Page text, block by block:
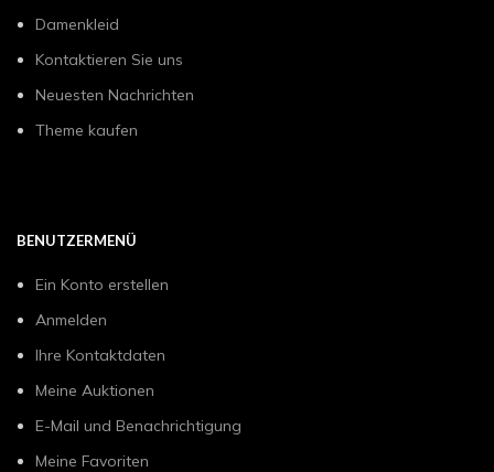
Damenkleid
Kontaktieren Sie uns
Neuesten Nachrichten
Theme kaufen
BENUTZERMENÜ
Ein Konto erstellen
Anmelden
Ihre Kontaktdaten
Meine Auktionen
E-Mail und Benachrichtigung
Meine Favoriten